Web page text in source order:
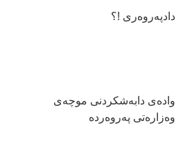
دادپەروەری !؟
وادەی دابەشكردنی موچەی
وەزارەتی پەروەردە